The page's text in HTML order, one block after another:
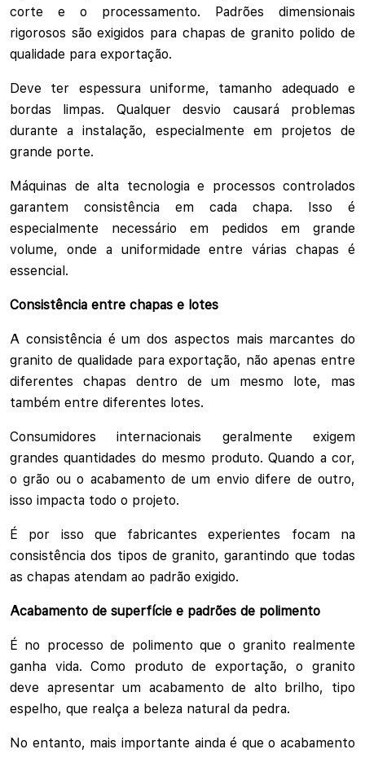
corte e o processamento. Padrões dimensionais
rigorosos são exigidos para chapas de granito polido de
qualidade para exportação.
Deve ter espessura uniforme, tamanho adequado e
bordas limpas. Qualquer desvio causará problemas
durante a instalação, especialmente em projetos de
grande porte.
Máquinas de alta tecnologia e processos controlados
garantem consistência em cada chapa. Isso é
especialmente necessário em pedidos em grande
volume, onde a uniformidade entre várias chapas é
essencial.
Consistência entre chapas e lotes
A consistência é um dos aspectos mais marcantes do
granito de qualidade para exportação, não apenas entre
diferentes chapas dentro de um mesmo lote, mas
também entre diferentes lotes.
Consumidores internacionais geralmente exigem
grandes quantidades do mesmo produto. Quando a cor,
o grão ou o acabamento de um envio difere de outro,
isso impacta todo o projeto.
É por isso que fabricantes experientes focam na
consistência dos tipos de granito, garantindo que todas
as chapas atendam ao padrão exigido.
Acabamento de superfície e padrões de polimento
É no processo de polimento que o granito realmente
ganha vida. Como produto de exportação, o granito
deve apresentar um acabamento de alto brilho, tipo
espelho, que realça a beleza natural da pedra.
No entanto, mais importante ainda é que o acabamento